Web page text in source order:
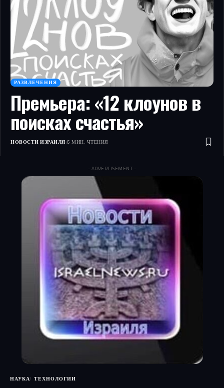
РАЗВЛЕЧЕНИЯ
Премьера: «12 клоунов в
поисках счастья»
НОВОСТИ ИЗРАИЛЯ 6 МИН. ЧТЕНИЯ
- ADVERTISEMENT -
НАУКА ТЕХНОЛОГИИ